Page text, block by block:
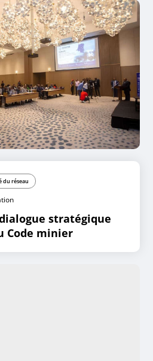
du réseau
stratégique
Code minier